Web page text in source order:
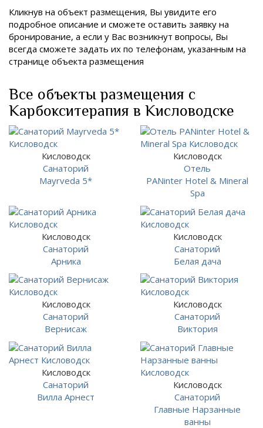
Кликнув на объект размещения, Вы увидите его
подробное описание и сможете оставить заявку на
бронирование, а если у Вас возникнут вопросы, Вы
всегда сможете задать их по телефонам, указанным на
странице объекта размещения
Все объекты размещения с
Карбокситерапия в Кисловодске
Кисловодск
Санаторий
Mayrveda 5*
Кисловодск
Отель
PANinter Hotel & Mineral
Spa
Кисловодск
Санаторий
Арника
Кисловодск
Санаторий
Белая дача
Кисловодск
Санаторий
Вернисаж
Кисловодск
Санаторий
Виктория
Кисловодск
Санаторий
Вилла Арнест
Кисловодск
Санаторий
Главные Нарзанные
ванны